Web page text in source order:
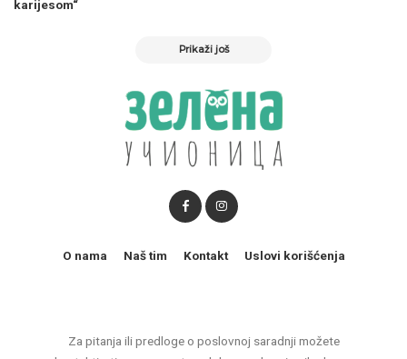
karijesom“
Prikaži još
Za pitanja ili predloge o poslovnoj saradnji možete
O nama Naš tim Kontakt Uslovi korišćenja